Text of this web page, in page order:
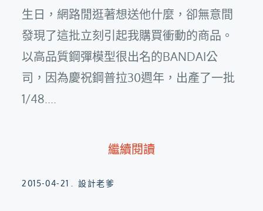
生日，網路閒逛著想送他什麼，卻無意間
發現了這批立刻引起我購買衝動的商品。
以高品質鋼彈模型很出名的BANDAI公
司，因為慶祝鋼普拉30週年，出產了一批
1/48....
繼續閱讀
Posted
2015-04-21 設計老爹